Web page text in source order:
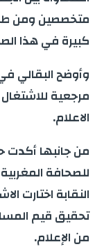
متخصصين ومن
كبيرة في هذا
وأوضح البقالي
مرجعية
الاعلام.
من جانبها أكدت
للصحافة
النقابة اختارت
تحقيق قيم
من الإعلام.